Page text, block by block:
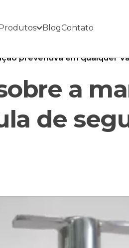
BlogContato
preventiva em qualquer
a
de